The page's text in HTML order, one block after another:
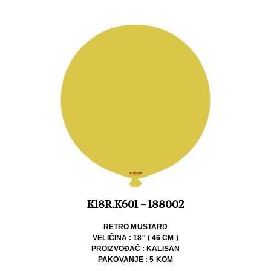
K18R.K601 - 188002
RETRO MUSTARD
VELIČINA : 18″ ( 46 CM )
PROIZVOĐAČ : KALISAN
PAKOVANJE : 5 KOM